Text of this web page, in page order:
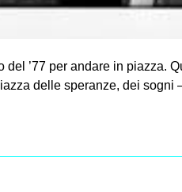
’77 per andare in piazza.
delle speranze, dei sogni